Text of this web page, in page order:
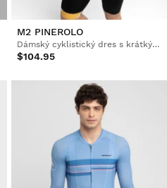
M2 PINEROLO
Dámský cyklistický dres s krátkým rukávem
$104.95